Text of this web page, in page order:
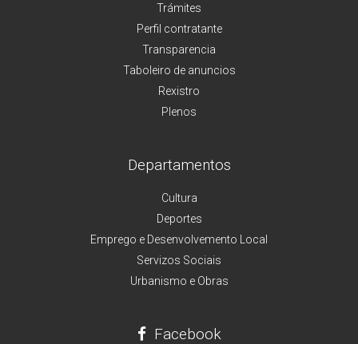
Trámites
Perfil contratante
Transparencia
Taboleiro de anuncios
Rexistro
Plenos
Departamentos
Cultura
Deportes
Emprego e Desenvolvemento Local
Servizos Sociais
Urbanismo e Obras
Facebook